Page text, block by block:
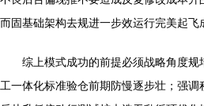
而固基础架构去规进一步效运行完美起飞
综上模式成功的前提必须战略角度规
工一体化标准验仓前期防慢逐步壮；强